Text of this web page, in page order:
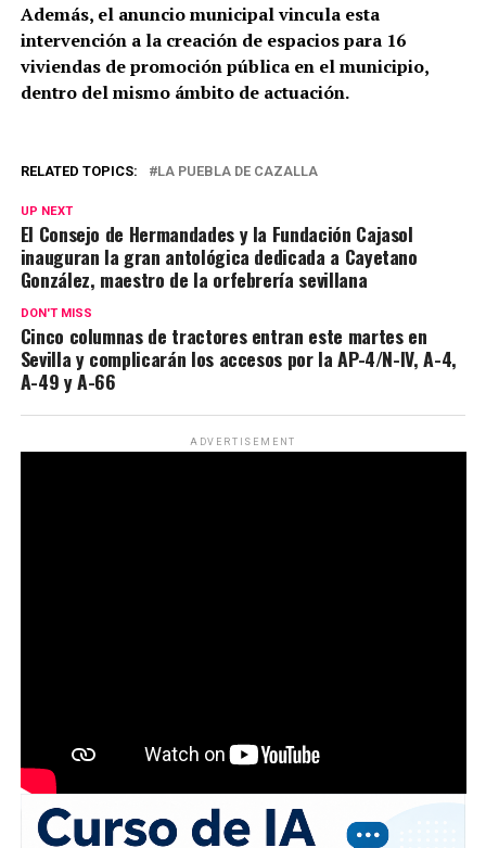
Además, el anuncio municipal vincula esta
intervención a la creación de espacios para 16
viviendas de promoción pública en el municipio,
dentro del mismo ámbito de actuación.
RELATED TOPICS: LA PUEBLA DE CAZALLA
UP NEXT
El Consejo de Hermandades y la Fundación Cajasol
inauguran la gran antológica dedicada a Cayetano
González, maestro de la orfebrería sevillana
DON'T MISS
Cinco columnas de tractores entran este martes en
Sevilla y complicarán los accesos por la AP-4/N-IV, A-4,
A-49 y A-66
ADVERTISEMENT